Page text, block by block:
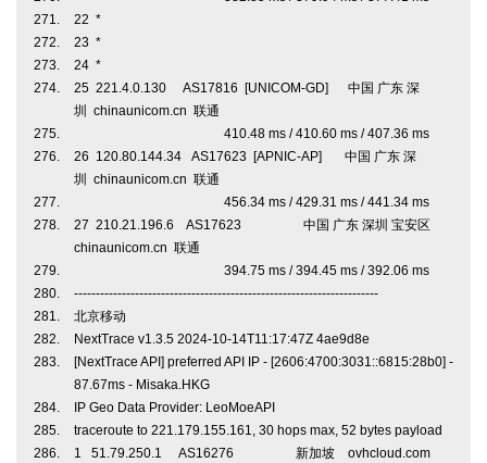
22 *
23 *
24 *
25 221.4.0.130 AS17816 [UNICOM-GD] 中国 广东 深
圳 chinaunicom.cn 联通
410.48 ms / 410.60 ms / 407.36 ms
26 120.80.144.34 AS17623 [APNIC-AP] 中国 广东 深
圳 chinaunicom.cn 联通
456.34 ms / 429.31 ms / 441.34 ms
27 210.21.196.6 AS17623 中国 广东 深圳 宝安区
chinaunicom.cn 联通
394.75 ms / 394.45 ms / 392.06 ms
----------------------------------------------------------------------
北京移动
NextTrace v1.3.5 2024-10-14T11:17:47Z 4ae9d8e
[NextTrace API] preferred API IP - [2606:4700:3031::6815:28b0] -
87.67ms - Misaka.HKG
IP Geo Data Provider: LeoMoeAPI
traceroute to 221.179.155.161, 30 hops max, 52 bytes payload
1 51.79.250.1 AS16276 新加坡 ovhcloud.com